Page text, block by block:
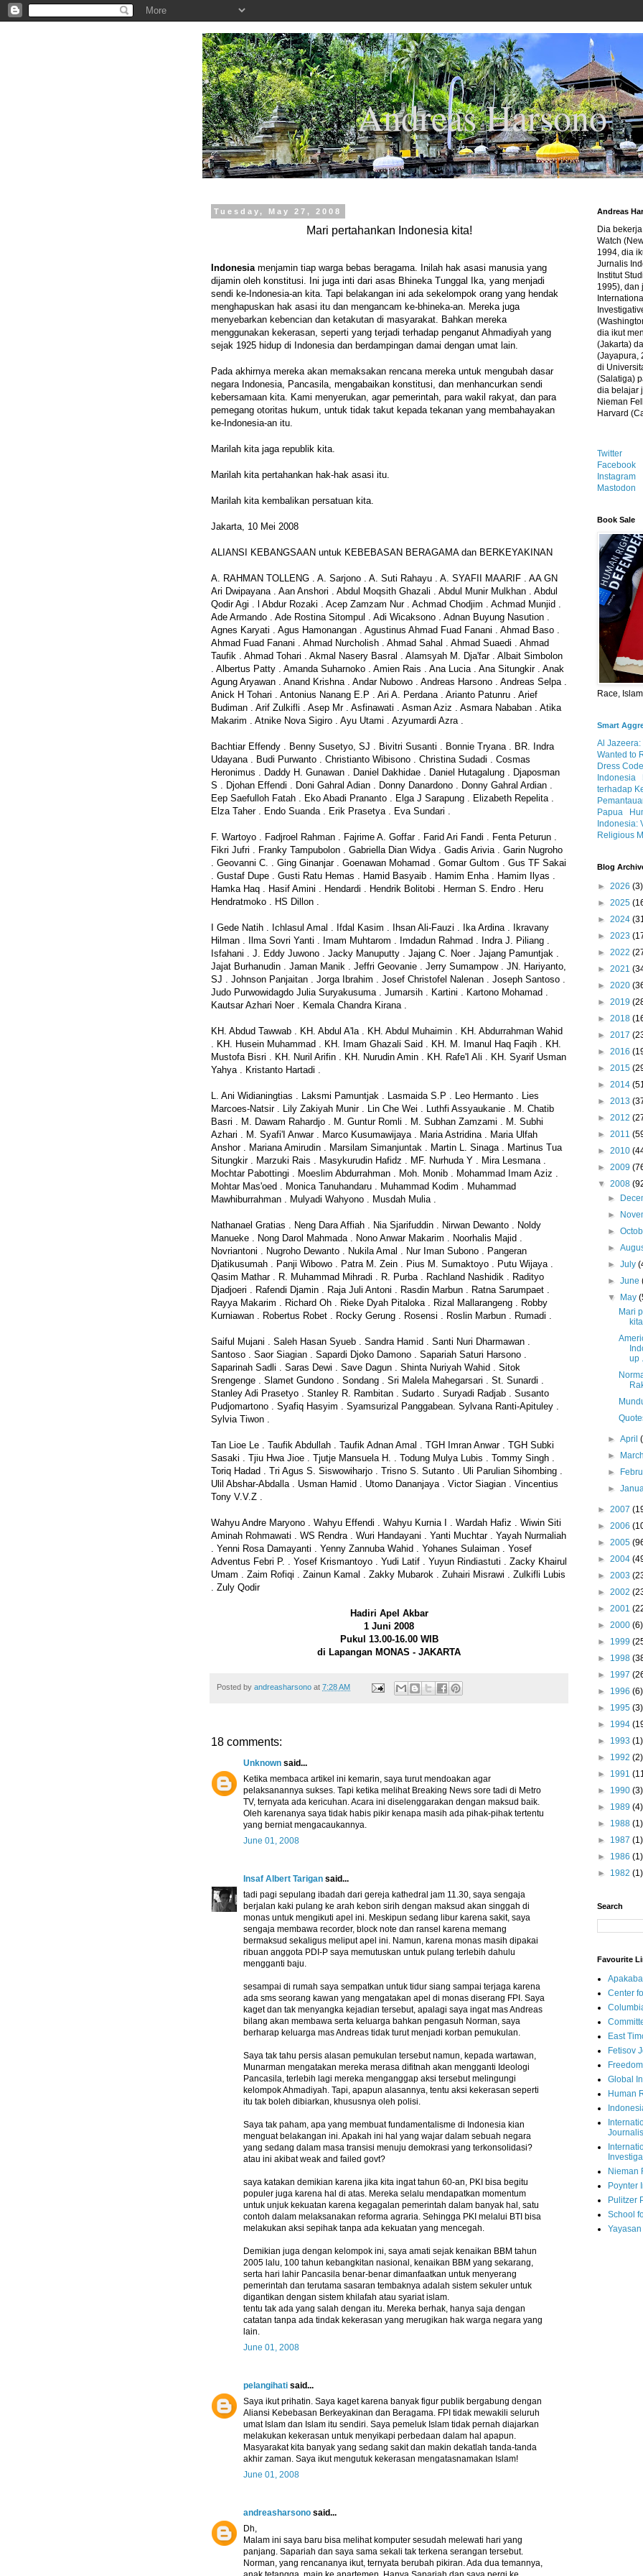
.
Andreas Harsono
Tuesday, May 27, 2008
Mari pertahankan Indonesia kita!
Indonesiamenjamin tiap warga bebas beragama. Inilah hak asasi manusia yang
dijamin oleh konstitusi. Ini juga inti dari asas Bhineka Tunggal Ika, yang menjadi
sendi ke-Indonesia-an kita. Tapi belakangan ini ada sekelompok orang yang hendak
menghapuskan hak asasi itu dan mengancam ke-bhineka-an. Mereka juga
menyebarkan kebencian dan ketakutan di masyarakat. Bahkan mereka
menggunakan kekerasan, seperti yang terjadi terhadap penganut Ahmadiyah yang
sejak 1925 hidup di Indonesia dan berdampingan damai dengan umat lain.
Pada akhirnya mereka akan memaksakan rencana mereka untuk mengubah dasar
negara Indonesia, Pancasila, mengabaikan konstitusi, dan menhancurkan sendi
kebersamaan kita. Kami menyerukan, agar pemerintah, para wakil rakyat, dan para
pemegang otoritas hukum, untuk tidak takut kepada tekanan yang membahayakan
ke-Indonesia-an itu.
Marilah kita jaga republik kita.
Marilah kita pertahankan hak-hak asasi itu.
Marilah kita kembalikan persatuan kita.
Jakarta, 10 Mei 2008
ALIANSI KEBANGSAAN untuk KEBEBASAN BERAGAMA dan BERKEYAKINAN
A. RAHMAN TOLLENG . A. Sarjono . A. Suti Rahayu . A. SYAFII MAARIF . AA GN
Ari Dwipayana . Aan Anshori . Abdul Moqsith Ghazali . Abdul Munir Mulkhan . Abdul
Qodir Agi . l Abdur Rozaki . Acep Zamzam Nur . Achmad Chodjim . Achmad Munjid .
Ade Armando . Ade Rostina Sitompul . Adi Wicaksono . Adnan Buyung Nasution .
Agnes Karyati . Agus Hamonangan . Agustinus Ahmad Fuad Fanani . Ahmad Baso .
Ahmad Fuad Fanani . Ahmad Nurcholish . Ahmad Sahal . Ahmad Suaedi . Ahmad
Taufik . Ahmad Tohari . Akmal Nasery Basral . Alamsyah M. Dja'far . Albait Simbolon
. Albertus Patty . Amanda Suharnoko . Amien Rais . Ana Lucia . Ana Situngkir . Anak
Agung Aryawan . Anand Krishna . Andar Nubowo . Andreas Harsono . Andreas Selpa .
Anick H Tohari . Antonius Nanang E.P . Ari A. Perdana . Arianto Patunru . Arief
Budiman . Arif Zulkifli . Asep Mr . Asfinawati . Asman Aziz . Asmara Nababan . Atika
Makarim . Atnike Nova Sigiro . Ayu Utami . Azyumardi Azra .
Bachtiar Effendy . Benny Susetyo, SJ . Bivitri Susanti . Bonnie Tryana . BR. Indra
Udayana . Budi Purwanto . Christianto Wibisono . Christina Sudadi . Cosmas
Heronimus . Daddy H. Gunawan . Daniel Dakhidae . Daniel Hutagalung . Djaposman
S . Djohan Effendi . Doni Gahral Adian . Donny Danardono . Donny Gahral Ardian .
Eep Saefulloh Fatah . Eko Abadi Prananto . Elga J Sarapung . Elizabeth Repelita .
Elza Taher . Endo Suanda . Erik Prasetya . Eva Sundari .
F. Wartoyo . Fadjroel Rahman . Fajrime A. Goffar . Farid Ari Fandi . Fenta Peturun .
Fikri Jufri . Franky Tampubolon . Gabriella Dian Widya . Gadis Arivia . Garin Nugroho
. Geovanni C. . Ging Ginanjar . Goenawan Mohamad . Gomar Gultom . Gus TF Sakai
. Gustaf Dupe . Gusti Ratu Hemas . Hamid Basyaib . Hamim Enha . Hamim Ilyas .
Hamka Haq . Hasif Amini . Hendardi . Hendrik Bolitobi . Herman S. Endro . Heru
Hendratmoko . HS Dillon .
I Gede Natih . Ichlasul Amal . Ifdal Kasim . Ihsan Ali-Fauzi . Ika Ardina . Ikravany
Hilman . Ilma Sovri Yanti . Imam Muhtarom . Imdadun Rahmad . Indra J. Piliang .
Isfahani . J. Eddy Juwono . Jacky Manuputty . Jajang C. Noer . Jajang Pamuntjak .
Jajat Burhanudin . Jaman Manik . Jeffri Geovanie . Jerry Sumampow . JN. Hariyanto,
SJ . Johnson Panjaitan . Jorga Ibrahim . Josef Christofel Nalenan . Joseph Santoso .
Judo Purwowidagdo Julia Suryakusuma . Jumarsih . Kartini . Kartono Mohamad .
Kautsar Azhari Noer . Kemala Chandra Kirana .
KH. Abdud Tawwab . KH. Abdul A'la . KH. Abdul Muhaimin . KH. Abdurrahman Wahid
. KH. Husein Muhammad . KH. Imam Ghazali Said . KH. M. Imanul Haq Faqih . KH.
Mustofa Bisri . KH. Nuril Arifin . KH. Nurudin Amin . KH. Rafe'I Ali . KH. Syarif Usman
Yahya . Kristanto Hartadi .
L. Ani Widianingtias . Laksmi Pamuntjak . Lasmaida S.P . Leo Hermanto . Lies
Marcoes-Natsir . Lily Zakiyah Munir . Lin Che Wei . Luthfi Assyaukanie . M. Chatib
Basri . M. Dawam Rahardjo . M. Guntur Romli . M. Subhan Zamzami . M. Subhi
Azhari . M. Syafi'I Anwar . Marco Kusumawijaya . Maria Astridina . Maria Ulfah
Anshor . Mariana Amirudin . Marsilam Simanjuntak . Martin L. Sinaga . Martinus Tua
Situngkir . Marzuki Rais . Masykurudin Hafidz . MF. Nurhuda Y . Mira Lesmana .
Mochtar Pabottingi . Moeslim Abdurrahman . Moh. Monib . Mohammad Imam Aziz .
Mohtar Mas'oed . Monica Tanuhandaru . Muhammad Kodim . Muhammad
Mawhiburrahman . Mulyadi Wahyono . Musdah Mulia .
Nathanael Gratias . Neng Dara Affiah . Nia Sjarifuddin . Nirwan Dewanto . Noldy
Manueke . Nong Darol Mahmada . Nono Anwar Makarim . Noorhalis Majid .
Novriantoni . Nugroho Dewanto . Nukila Amal . Nur Iman Subono . Pangeran
Djatikusumah . Panji Wibowo . Patra M. Zein . Pius M. Sumaktoyo . Putu Wijaya .
Qasim Mathar . R. Muhammad Mihradi . R. Purba . Rachland Nashidik . Radityo
Djadjoeri . Rafendi Djamin . Raja Juli Antoni . Rasdin Marbun . Ratna Sarumpaet .
Rayya Makarim . Richard Oh . Rieke Dyah Pitaloka . Rizal Mallarangeng . Robby
Kurniawan . Robertus Robet . Rocky Gerung . Rosensi . Roslin Marbun . Rumadi .
Saiful Mujani . Saleh Hasan Syueb . Sandra Hamid . Santi Nuri Dharmawan .
Santoso . Saor Siagian . Sapardi Djoko Damono . Sapariah Saturi Harsono .
Saparinah Sadli . Saras Dewi . Save Dagun . Shinta Nuriyah Wahid . Sitok
Srengenge . Slamet Gundono . Sondang . Sri Malela Mahegarsari . St. Sunardi .
Stanley Adi Prasetyo . Stanley R. Rambitan . Sudarto . Suryadi Radjab . Susanto
Pudjomartono . Syafiq Hasyim . Syamsurizal Panggabean. Sylvana Ranti-Apituley .
Sylvia Tiwon .
Tan Lioe Le . Taufik Abdullah . Taufik Adnan Amal . TGH Imran Anwar . TGH Subki
Sasaki . Tjiu Hwa Jioe . Tjutje Mansuela H. . Todung Mulya Lubis . Tommy Singh .
Toriq Hadad . Tri Agus S. Siswowiharjo . Trisno S. Sutanto . Uli Parulian Sihombing .
Ulil Abshar-Abdalla . Usman Hamid . Utomo Dananjaya . Victor Siagian . Vincentius
Tony V.V.Z .
Wahyu Andre Maryono . Wahyu Effendi . Wahyu Kurnia I . Wardah Hafiz . Wiwin Siti
Aminah Rohmawati . WS Rendra . Wuri Handayani . Yanti Muchtar . Yayah Nurmaliah
. Yenni Rosa Damayanti . Yenny Zannuba Wahid . Yohanes Sulaiman . Yosef
Adventus Febri P. . Yosef Krismantoyo . Yudi Latif . Yuyun Rindiastuti . Zacky Khairul
Umam . Zaim Rofiqi . Zainun Kamal . Zakky Mubarok . Zuhairi Misrawi . Zulkifli Lubis
. Zuly Qodir
Hadiri Apel Akbar
1 Juni 2008
Pukul 13.00-16.00 WIB
di Lapangan MONAS - JAKARTA
Posted by andreasharsono at 7:28 AM
18 comments:
Unknown said...
Ketika membaca artikel ini kemarin, saya turut mendoakan agar
pelaksanannya sukses. Tapi ketika melihat Breaking News sore tadi di Metro
TV, ternyata ada kericuhan. Acara ini diselenggarakan dengan maksud baik.
Oleh karenanya saya tidak habis pikir kenapa masih ada pihak-pihak tertentu
yang berniat mengacaukannya.
June 01, 2008
Insaf Albert Tarigan said...
tadi pagi sepulang ibadah dari gereja kathedral jam 11.30, saya sengaja
berjalan kaki pulang ke arah kebon sirih dengan maksud akan singgah di
monas untuk mengikuti apel ini. Meskipun sedang libur karena sakit, saya
sengaja membawa recorder, block note dan ransel karena memang
bermaksud sekaligus meliput apel ini. Namun, karena monas masih dipakai
ribuan anggota PDI-P saya memutuskan untuk pulang terlebih dahulu
mengganti baju.
sesampai di rumah saya sempatkan untuk tidur siang sampai terjaga karena
ada sms seorang kawan yang mengatakan apel di monas diserang FPI. Saya
kaget dan tak menyangka kejadian tersebut, apalagi saya ingat mas Andreas
bilang akan membawa serta keluarga bahkan pengasuh Norman, saya
berharap keluarga mas Andreas tidak turut menjadi korban pemukulan.
Saya tak tahu persis alasan pemukulan tersebut namun, kepada wartawan,
Munarman mengatakan mereka merasa difitnah akan mengganti Ideologi
Pancasila, terlebih lagi mereka menganggap aksi tersebut melingungi
kelompok Ahmadiyah. Tapi, apapun alasannya, tentu aksi kekerasan seperti
itu tak boleh dibiarkan, khususnya oleh polisi.
Saya tak paham, apa yang membuat fundamentalisme di Indonesia kian
menguat belakangan ini. Apakah ini hal yang wajar dalam sebuah negara
yang sedang dalam masa transisi menuju demokrasi yang terkonsolidasi?
atau ini akibat weak and failed govt?
saya katakan demikian karena jika kita ingat tahun 60-an, PKI bisa begitu
populer juga karena hal di atas. Mereka selalu mendapatkan momentum
untuk unjuk kekuatan karena kegagalan pemerintah dalam banyak hal, satu
contoh dalam melaksanakan reforma agraria. Sehingga PKI melalui BTI bisa
melakukan aksi sepihak tanpa ada kekuatan yang mencegah.
Demikian juga dengan kelompok ini, saya amati sejak kenaikan BBM tahun
2005 lalu, 100 tahun kebangkitan nasional, kenaikan BBM yang sekarang,
serta hari lahir Pancasila benar-benar dimanfaatkan untuk menyerang
pemerintah dan terutama sasaran tembaknya adalah sistem sekuler untuk
digantikan dengan sistem khilafah atau syariat islam.
tentu tak ada yang salah dengan itu. Mereka berhak, hanya saja dengan
catatan tanpa ada tindak kekerasan yang merugikan hak warga negara yang
lain.
June 01, 2008
pelangihati said...
Saya ikut prihatin. Saya kaget karena banyak figur publik bergabung dengan
Aliansi Kebebasan Berkeyakinan dan Beragama. FPI tidak mewakili seluruh
umat Islam dan Islam itu sendiri. Saya pemeluk Islam tidak pernah diajarkan
melakukan kekerasan untuk menyikapi perbedaan dalam hal apapun.
Masyarakat kita banyak yang sedang sakit dan makin dekatlah tanda-tanda
akhir zaman. Saya ikut mengutuk kekerasan mengatasnamakan Islam!
June 01, 2008
andreasharsono said...
Dh,
Malam ini saya baru bisa melihat komputer sesudah melewati hari yang
panjang. Sapariah dan saya sama sekali tak terkena serangan tersebut.
Norman, yang rencananya ikut, ternyata berubah pikiran. Ada dua temannya,
Andreas
Dia
Watch
1994, dia
Jurnalis
Institut
1995), dan
dia ikut
(Jakarta)
(Jayapura,
di
(Salatiga)
dia belajar
Nieman
Harvard
Twitter
Facebook
Instagram
Mastodon
Book Sale
Race,
Smart
Al Jazeera:
Wanted to
Dress
Indonesia
terhadap
Papua
Indonesia:
Religious
Blog
► 2026 (3)
► 2025
► 2024
► 2023
► 2022
► 2021
► 2020
► 2019
► 2018
► 2017
► 2016
► 2015
► 2014
► 2013
► 2012
► 2011
► 2010
► 2009
▼ 2008
►
►
►
►
►July
►June
▼
May
Mari
up
►April
►
►
►
► 2007
► 2006
► 2005
► 2004
► 2003
► 2002
► 2001
► 2000 (6)
► 1999
► 1998
► 1997
► 1996 (6)
► 1995 (3)
► 1994
► 1993 (1)
► 1992 (2)
► 1991
► 1990 (3)
► 1989 (4)
► 1988 (1)
► 1987 (1)
► 1986 (1)
► 1982 (1)
Search
Favourite
Center
East
Fetisov
Global
Human
Nieman
Poynter
Pulitzer
School